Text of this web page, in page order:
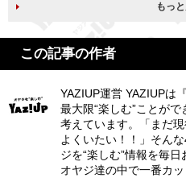
もっ
この記事の作者
YAZIUP運営 YAZIUPは
最大限“楽しむ”ことが
考えています。「まだ
よくいたい！！」そん
ジを“楽しむ”情報を毎
オヤジ達の中で一番カ